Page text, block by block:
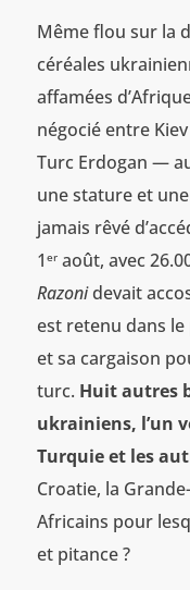
Même flou sur la
céréales
affamées
négocié entre
Turc Erdogan —
une stature et
jamais rêvé
1 eraoût, avec
Razonidevait
est retenu dans le
et sa cargaison
turc. Huit autres
ukrainiens, l’un
Turquie et les
Croatie, la
Africains pour
et pitance ?